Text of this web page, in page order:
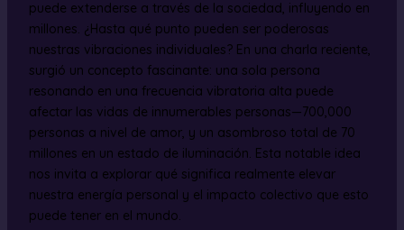
puede extenderse a través de la sociedad, influyendo en
millones. ¿Hasta qué punto pueden ser poderosas
nuestras vibraciones individuales? En una charla reciente,
surgió un concepto fascinante: una sola persona
resonando en una frecuencia vibratoria alta puede
afectar las vidas de innumerables personas—700,000
personas a nivel de amor, y un asombroso total de 70
millones en un estado de iluminación. Esta notable idea
nos invita a explorar qué significa realmente elevar
nuestra energía personal y el impacto colectivo que esto
puede tener en el mundo.